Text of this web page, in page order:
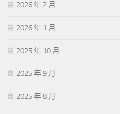
2026 年 2 月
2026 年 1 月
2025 年 10 月
2025 年 9 月
2025 年 8 月